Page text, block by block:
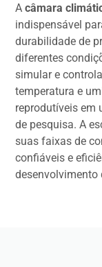
A câmara
indispensável
durabilidade de
diferentes
simular e
temperatura e
reprodutíveis em
de pesquisa. A
suas faixas de
confiáveis e
desenvolvimento